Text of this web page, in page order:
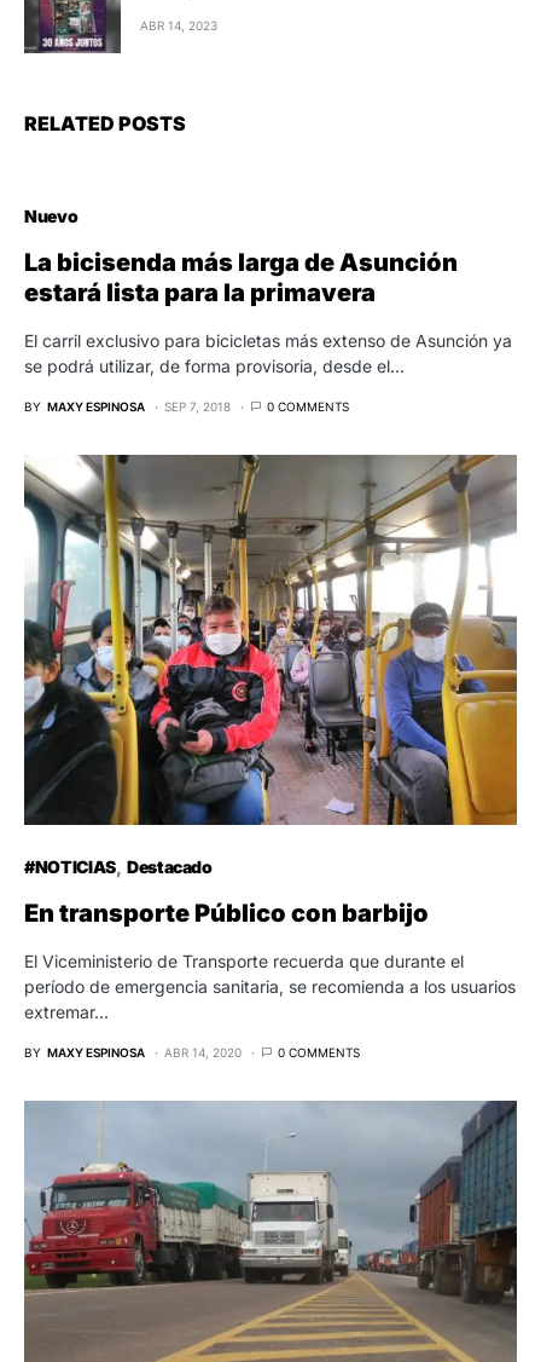
ABR 14, 2023
RELATED POSTS
Nuevo
La bicisenda más larga de Asunción
estará lista para la primavera
El carril exclusivo para bicicletas más extenso de Asunción ya
se podrá utilizar, de forma provisoria, desde el…
BY MAXY ESPINOSA SEP 7, 2018 0 COMMENTS
#NOTICIAS Destacado
En transporte Público con barbijo
El Viceministerio de Transporte recuerda que durante el
período de emergencia sanitaria, se recomienda a los usuarios
extremar…
BY MAXY ESPINOSA ABR 14, 2020 0 COMMENTS